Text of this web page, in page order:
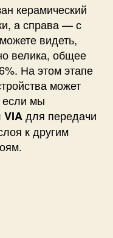
керамический
а справа — с
видеть,
велика, общее
На этом этапе
может
если мы
VIAдля передачи
к другим